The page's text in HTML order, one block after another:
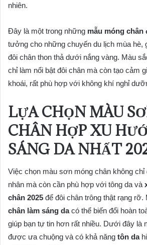
nhiên.
Đây là một trong những mẫu móng chân
tưởng cho những chuyến du lịch mùa hè,
đôi chân thon thả dưới nắng vàng. Màu
chỉ làm nổi bật đôi chân mà còn tạo cảm
khoái, rất phù hợp với không khí nghỉ
LỰA CHỌN MÀU
CHÂN HỢP XU
SÁNG DA NHẤT
Việc chọn màu sơn móng chân không
nhân mà còn cần phù hợp với tông da và
chân 2025 để đôi chân trông thật rạng rỡ.
chân làm sáng dacó thể biến đổi hoàn
giúp bạn tự tin hơn rất nhiều. Dưới đây là
được ưa chuộng và có khả năng tôn da